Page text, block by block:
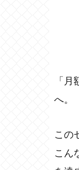
「
へ。
この
こん